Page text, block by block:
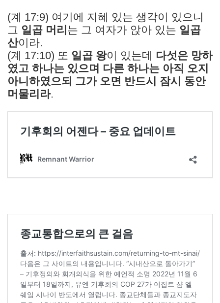
(계 17:9) 여기에 지혜 있는 생각이 있으니
그 일곱 머리 는 그 여자가 앉아 있는 일곱
산이라.
(계 17:10) 또 일곱 왕이 있는데 다섯은 망하
였고 하나는 있으며 다른 하나는 아직 오지
아니하였으되 그가 오면 반드시 잠시 동안
머물리라.